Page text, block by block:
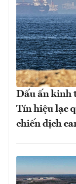
Dấu ấn kinh
Tín hiệu lạc
chiến dịch